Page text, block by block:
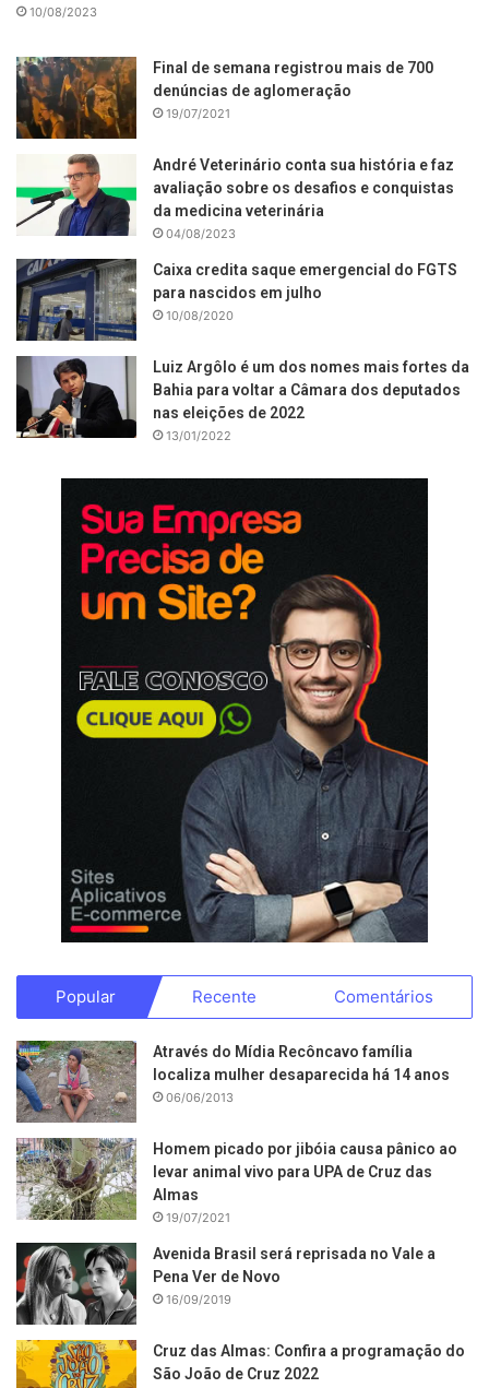
10/08/2023
Final de semana registrou mais de 700
denúncias de aglomeração
19/07/2021
André Veterinário conta sua história e faz
avaliação sobre os desafios e conquistas
da medicina veterinária
04/08/2023
Caixa credita saque emergencial do FGTS
para nascidos em julho
10/08/2020
Luiz Argôlo é um dos nomes mais fortes da
Bahia para voltar a Câmara dos deputados
nas eleições de 2022
13/01/2022
Popular Recente Comentários
Através do Mídia Recôncavo família
localiza mulher desaparecida há 14 anos
06/06/2013
Homem picado por jibóia causa pânico ao
levar animal vivo para UPA de Cruz das
Almas
19/07/2021
Avenida Brasil será reprisada no Vale a
Pena Ver de Novo
16/09/2019
Cruz das Almas: Confira a programação do
São João de Cruz 2022